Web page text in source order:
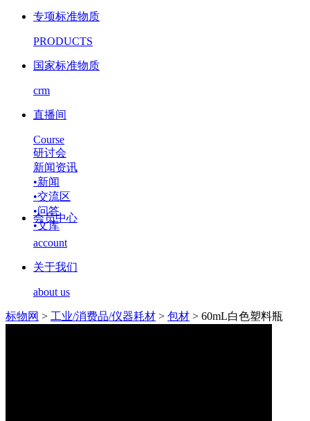
专项标准物质
PRODUCTS
国家标准物质
crm
直播间
Course
研讨会
新闻资讯
•新闻
•交流区
•问答
•文库
会员中心
account
关于我们
about us
标物网 > 工业/消费品/仪器耗材 > 包材 > 60mL白色塑料瓶